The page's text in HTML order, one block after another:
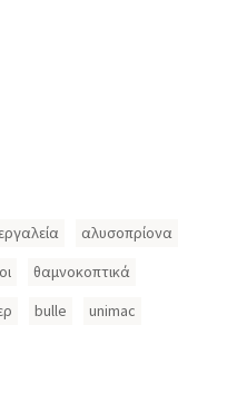
εργαλεία
αλυσοπρίονα
θαμνοκοπτικά
bulle
unimac